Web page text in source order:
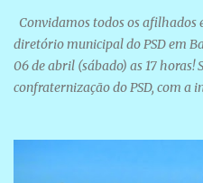
Convidamos todos os afilhados
diretório municipal do PSD em
06 de abril (sábado) as 17 horas!
confraternização do PSD, com a